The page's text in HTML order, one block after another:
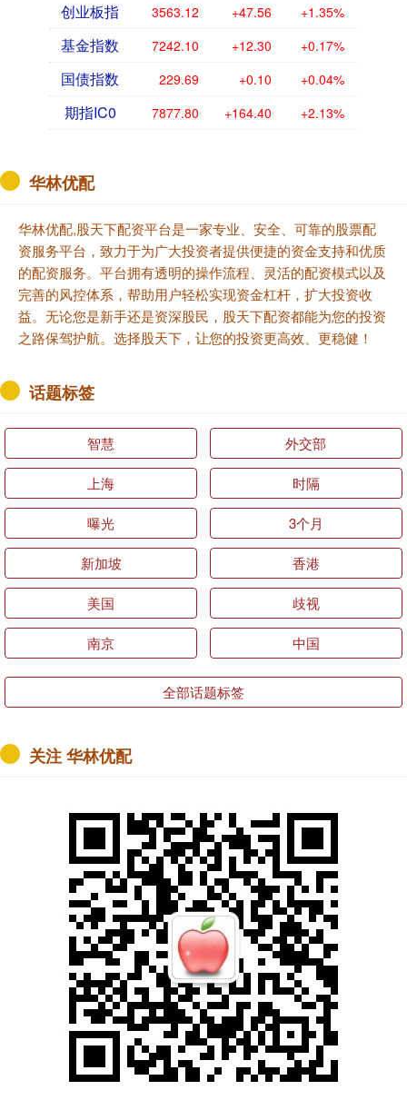
创业板指 3563.12 +47.56 +1.35%
基金指数 7242.10 +12.30 +0.17%
国债指数 229.69 +0.10 +0.04%
期指IC0 7877.80 +164.40 +2.13%
华林优配
华林优配,股天下配资平台是一家专业、安全、可靠的股票配
资服务平台，致力于为广大投资者提供便捷的资金支持和优质
的配资服务。平台拥有透明的操作流程、灵活的配资模式以及
完善的风控体系，帮助用户轻松实现资金杠杆，扩大投资收
益。无论您是新手还是资深股民，股天下配资都能为您的投资
之路保驾护航。选择股天下，让您的投资更高效、更稳健！
话题标签
智慧 外交部
上海 时隔
曝光 3个月
新加坡 香港
美国 歧视
南京 中国
全部话题标签
关注 华林优配